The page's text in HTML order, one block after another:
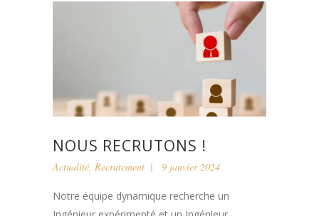
NOUS RECRUTONS !
Actualité, Recrutement 9 janvier 2024
Notre équipe dynamique recherche un